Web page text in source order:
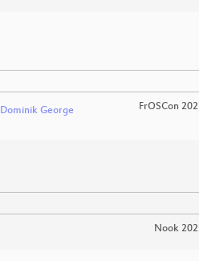
Dominik George FrOSCon
Nook